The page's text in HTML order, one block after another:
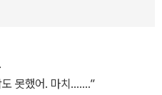
결하려 했던 친구의 뺑소니 사고
서 매일 밤 찾아오는 오사나이
도 못했어. 마치…….”